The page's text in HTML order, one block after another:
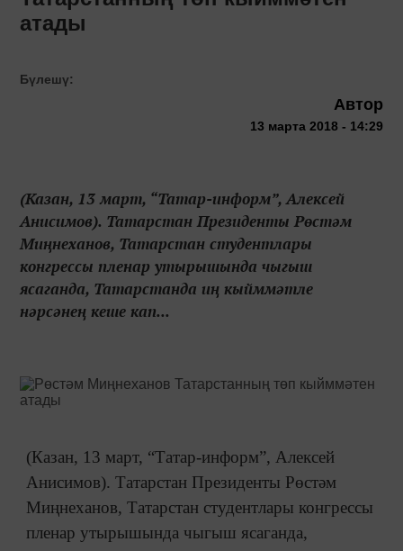
атады
Бүлешү:
Автор
13 марта 2018 - 14:29
(Казан, 13 март, “Татар-информ”, Алексей
Анисимов). Татарстан Президенты Рөстәм
Миңнеханов, Татарстан студентлары
конгрессы пленар утырышында чыгыш
ясаганда, Татарстанда иң кыйммәтле
нәрсәнең кеше кап...
(Казан, 13 март, “Татар-информ”, Алексей
Анисимов). Татарстан Президенты Рөстәм
Миңнеханов, Татарстан студентлары конгрессы
пленар утырышында чыгыш ясаганда,